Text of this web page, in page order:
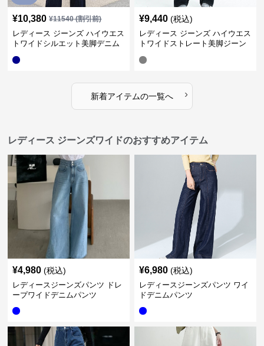
¥10,380 ¥11540(割引前)
レディース ジーンズ ハイウエス
トワイドシルエット美脚デニム
¥9,440 (税込)
レディース ジーンズ ハイウエス
トワイドストレート美脚ジーン
新着アイテムの一覧へ ›
レディース ジーンズワイドのおすすめアイテム
¥4,980 (税込)
レディースジーンズパンツ ドレ
ープワイドデニムパンツ
¥6,980 (税込)
レディースジーンズパンツ ワイ
ドデニムパンツ